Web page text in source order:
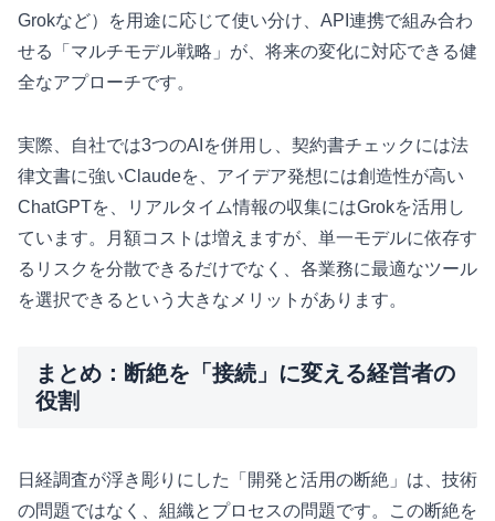
Grokなど）を用途に応じて使い分け、API連携で組み合わ
せる「マルチモデル戦略」が、将来の変化に対応できる健
全なアプローチです。
実際、自社では3つのAIを併用し、契約書チェックには法
律文書に強いClaudeを、アイデア発想には創造性が高い
ChatGPTを、リアルタイム情報の収集にはGrokを活用し
ています。月額コストは増えますが、単一モデルに依存す
るリスクを分散できるだけでなく、各業務に最適なツール
を選択できるという大きなメリットがあります。
まとめ：断絶を「接続」に変える経営者の
役割
日経調査が浮き彫りにした「開発と活用の断絶」は、技術
の問題ではなく、組織とプロセスの問題です。この断絶を